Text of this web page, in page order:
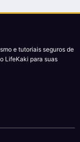
e tutoriais seguros de
LifeKaki para suas